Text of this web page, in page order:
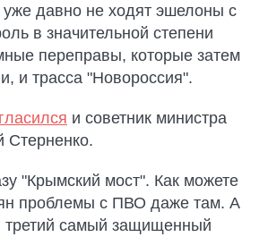
уже давно не ходят эшелоны с
в значительной степени
переправы, которые затем
и трасса "Новороссия".
и советник министра
Стерненко.
"Крымский мост". Как можете
проблемы с ПВО даже там. А
третий самый защищенный